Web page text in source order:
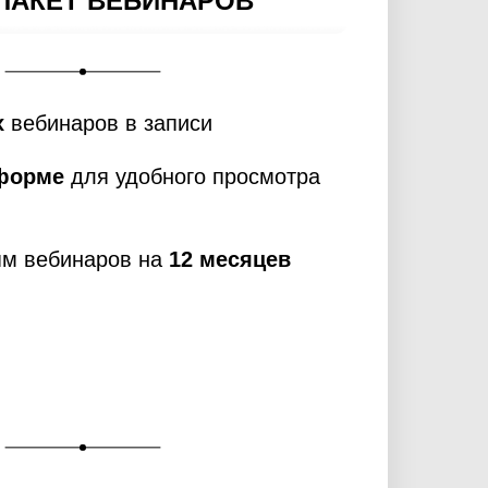
вебинаров в записи
для удобного просмотра
вебинаров на 12 месяцев